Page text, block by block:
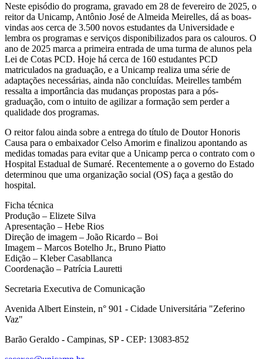
Neste episódio do programa, gravado em 28 de fevereiro de 2025, o
reitor da Unicamp, Antônio José de Almeida Meirelles, dá as boas-
vindas aos cerca de 3.500 novos estudantes da Universidade e
lembra os programas e serviços disponibilizados para os calouros. O
ano de 2025 marca a primeira entrada de uma turma de alunos pela
Lei de Cotas PCD. Hoje há cerca de 160 estudantes PCD
matriculados na graduação, e a Unicamp realiza uma série de
adaptações necessárias, ainda não concluídas. Meirelles também
ressalta a importância das mudanças propostas para a pós-
graduação, com o intuito de agilizar a formação sem perder a
qualidade dos programas.
O reitor falou ainda sobre a entrega do título de Doutor Honoris
Causa para o embaixador Celso Amorim e finalizou apontando as
medidas tomadas para evitar que a Unicamp perca o contrato com o
Hospital Estadual de Sumaré. Recentemente a o governo do Estado
determinou que uma organização social (OS) faça a gestão do
hospital.
Ficha técnica
Produção – Elizete Silva
Apresentação – Hebe Rios
Direção de imagem – João Ricardo – Boi
Imagem – Marcos Botelho Jr., Bruno Piatto
Edição – Kleber Casabllanca
Coordenação – Patrícia Lauretti
Secretaria Executiva de Comunicação
Avenida Albert Einstein, n° 901 - Cidade Universitária "Zeferino
Vaz"
Barão Geraldo - Campinas, SP - CEP: 13083-852